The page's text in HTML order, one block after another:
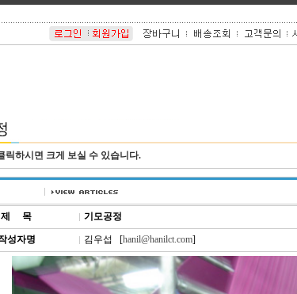
릭하시면 크게 보실 수 있습니다.
제 목 기모공정
성자명 김우섭 [hanil@hanilct.com]